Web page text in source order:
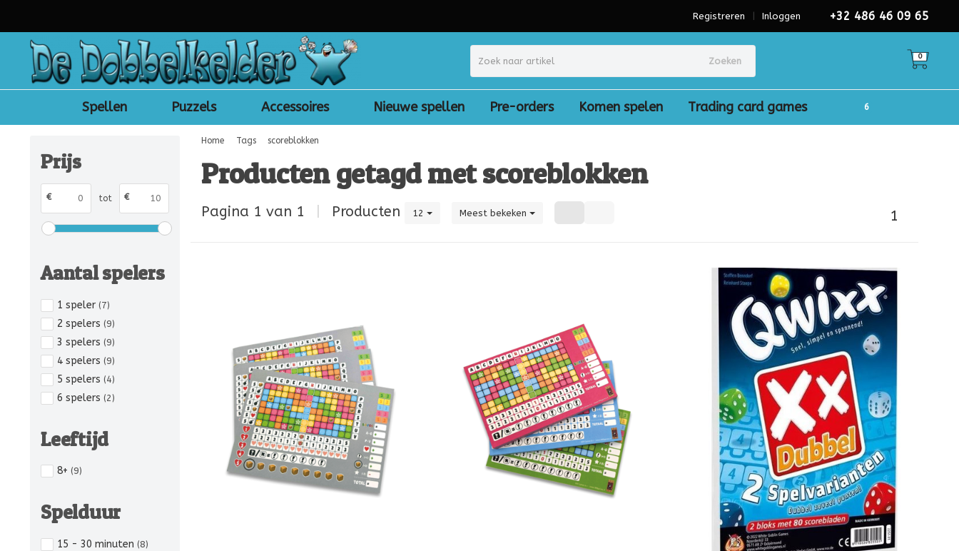
+32 486 46 09 65
Inloggen
Registreren
Zoeken 0
Spellen Puzzels Accessoires Nieuwe spellen Pre-orders Komen spelen Trading card games
Prijs
€ tot €
Aantal spelers
1 speler (7)
2 spelers (9)
3 spelers (9)
4 spelers (9)
5 spelers (4)
6 spelers (2)
Leeftijd
8+ (9)
Spelduur
15 - 30 minuten (8)
Home Tags scoreblokken
Producten getagd met scoreblokken
Pagina 1 van 1 Producten 12 Meest bekeken 1